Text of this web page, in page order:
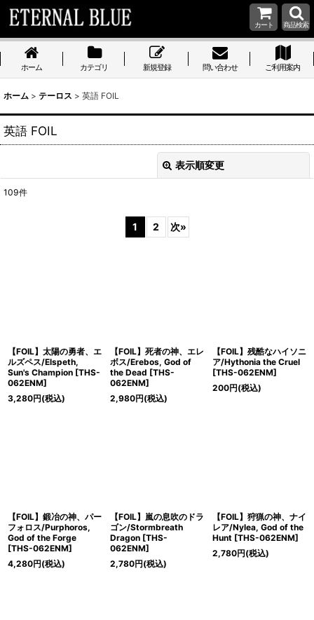
カート 商品検索
ホーム カテゴリ 新規登録 問い合わせ ご利用案内
ホーム > テーロス > 英語 FOIL
英語 FOIL
表示順変更
109件
1 2 次»
【FOIL】太陽の勇者、エ
ルズペス/Elspeth,
Sun's Champion [THS-
062ENM]
3,280円(税込)
【FOIL】死者の神、エレ
ボス/Erebos, God of
the Dead [THS-
062ENM]
2,980円(税込)
【FOIL】残酷なハイソニ
ア/Hythonia the Cruel
[THS-062ENM]
200円(税込)
【FOIL】鍛冶の神、パー
フォロス/Purphoros,
God of the Forge
[THS-062ENM]
4,280円(税込)
【FOIL】嵐の息吹のドラ
ゴン/Stormbreath
Dragon [THS-
062ENM]
2,780円(税込)
【FOIL】狩猟の神、ナイ
レア/Nylea, God of the
Hunt [THS-062ENM]
2,780円(税込)